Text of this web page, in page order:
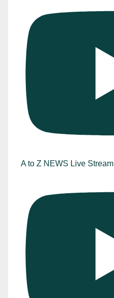
A to Z NEWS Live Stream